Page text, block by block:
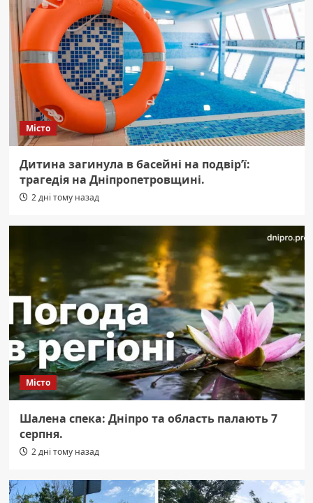
Місто
Дитина загинула в басейні на подвір’ї:
трагедія на Дніпропетровщині.
2 дні тому назад
Місто
Шалена спека: Дніпро та область палають 7
серпня.
2 дні тому назад